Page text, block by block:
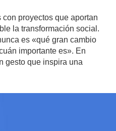
proyectos que aportan
la transformación social.
es «qué gran cambio
importante es». En
gesto que inspira una